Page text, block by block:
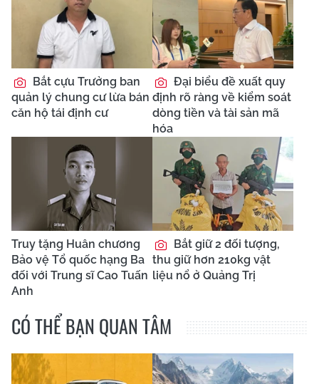
Bắt cựu Trưởng ban
quản lý chung cư lừa bán
căn hộ tái định cư
Đại biểu đề xuất quy
định rõ ràng về kiểm soát
dòng tiền và tài sản mã
hóa
Truy tặng Huân chương
Bảo vệ Tổ quốc hạng Ba
đối với Trung sĩ Cao Tuấn
Anh
Bắt giữ 2 đối tượng,
thu giữ hơn 210kg vật
liệu nổ ở Quảng Trị
CÓ THỂ BẠN QUAN TÂM